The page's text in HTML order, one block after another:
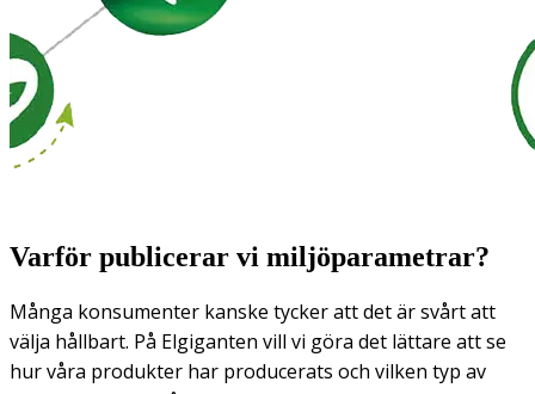
Varför publicerar vi miljöparametrar?
Många konsumenter kanske tycker att det är svårt att
välja hållbart. På Elgiganten vill vi göra det lättare att se
hur våra produkter har producerats och vilken typ av